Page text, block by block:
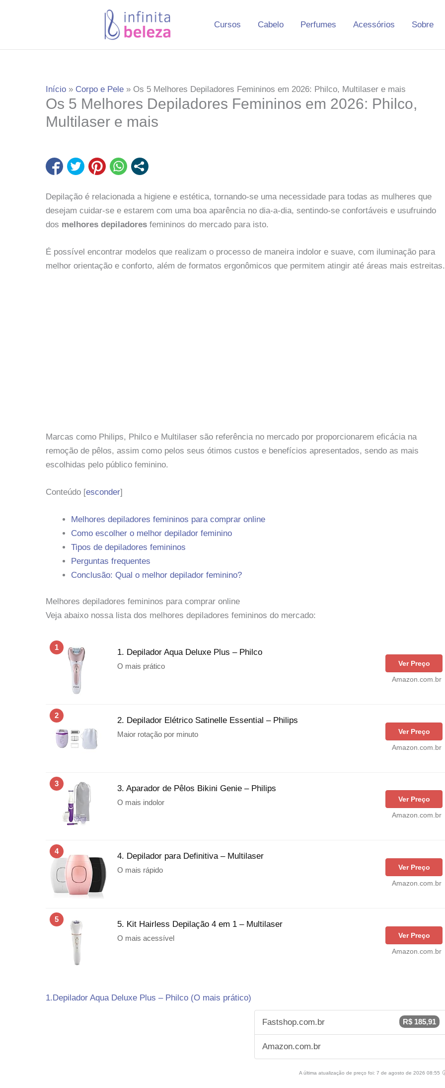
conteúdo
Cursos Cabelo Perfumes Acessórios Sobre
Início Corpo e Pele Os 5 Melhores Depiladores Femininos em 2026: Philco, Multilaser e mais
Os 5 Melhores Depiladores Femininos em 2026: Philco,
Multilaser e mais
Depilação é relacionada a higiene e estética, tornando-se uma necessidade para todas as mulheres que
desejam cuidar-se e estarem com uma boa aparência no dia-a-dia, sentindo-se confortáveis e usufruindo
dos melhores depiladores femininos do mercado para isto.
É possível encontrar modelos que realizam o processo de maneira indolor e suave, com iluminação para
melhor orientação e conforto, além de formatos ergonômicos que permitem atingir até áreas mais estreitas.
Marcas como Philips, Philco e Multilaser são referência no mercado por proporcionarem eficácia na
remoção de pêlos, assim como pelos seus ótimos custos e benefícios apresentados, sendo as mais
escolhidas pelo público feminino.
Conteúdo [esconder]
Melhores depiladores femininos para comprar online
Como escolher o melhor depilador feminino
Tipos de depiladores femininos
Perguntas frequentes
Conclusão: Qual o melhor depilador feminino?
Melhores depiladores femininos para comprar online
Veja abaixo nossa lista dos melhores depiladores femininos do mercado:
1
1. Depilador Aqua Deluxe Plus – Philco
O mais prático
Ver Preço
Amazon.com.br
2
2. Depilador Elétrico Satinelle Essential – Philips
Maior rotação por minuto
Ver Preço
Amazon.com.br
3
3. Aparador de Pêlos Bikini Genie – Philips
O mais indolor
Ver Preço
Amazon.com.br
4
4. Depilador para Definitiva – Multilaser
O mais rápido
Ver Preço
Amazon.com.br
5
5. Kit Hairless Depilação 4 em 1 – Multilaser
O mais acessível
Ver Preço
Amazon.com.br
1.Depilador Aqua Deluxe Plus – Philco (O mais prático)
Fastshop.com.br R$ 185,91
Amazon.com.br
A última atualização de preço foi: 7 de agosto de 2026 08:55